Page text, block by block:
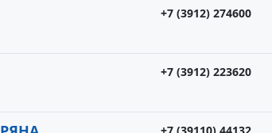
+7 (3912) 274600
+7 (3912) 223620